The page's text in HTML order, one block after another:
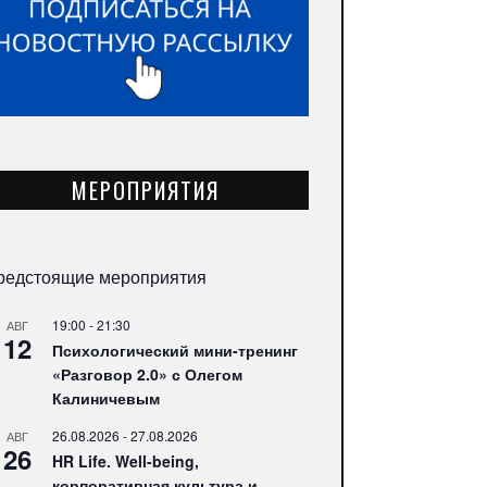
МЕРОПРИЯТИЯ
мероприятия
АВГ
12
19:00 -21:30
Психологический мини-тренинг
«Разговор 2.0» с Олегом
Калиничевым
АВГ
26
26.08.2026 -27.08.2026
HR Life. Well-being,